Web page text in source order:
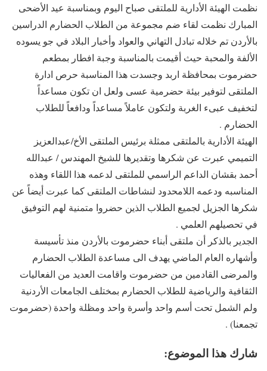
نظمت الهيئة الأدارية للملتقى صباح اليوم وبمناسبة عيد الأضحى
المبارك نظمت لقاء ضم مجموعة من الطلاب الحضارم الدراسين
بالأردن تم خلاله تبادل التهاني والعواد وأخبار البلاد في جو يسوده
الألفة والمحبة حيث أقيمت بالمناسبة وجبة افطار بمطعم
حضرموت بمحافظة اربد وجسدت هذا المناسبة حرص ادارة
الملتقى لتوفير بيئة حضرمية عسى ولعل ان تكون مساعداً
لتخفيف عبىء الغربة ولتكون عاملاً مساعداً ودافعاً للطلاب
الحضارم .
الهيئة الأدارية بالملتقى ممثلة برئيس الملتقى الأخ/عبدالعزيز
التميمي عبرت عن شكرها وتقديرها للشيخ المهندس / عبدالله
أحمد بقشان الداعم الراسمي للملتقى لدعمه هذا اللقاء وهذه
المناسبه ودعمه اللامحدود لنشاطات الملتقى كما عبرت أيضاً عن
شكرها الجزيل لجميع الطلاب الذين حضروا متمنية لهم التوفيق
في تحصيلهم العلمي .
الجدير بالذكر أن ملتقى أبناء حضرموت بالأردن منذ تأسيسة
وأشهاره العام الماضي يهدف الى مساعدة الطلاب الحضارم
والمرضى القادمين من حضرموت واقامت العديد من الفعاليات
الثقافية والرياضية للطلاب الحضارم بمختلف الجامعات الأردنية
ولم الشمل تحت أسم واحد وأسرة واحد ومظلة واحدة (حضرموت
تجمعنا) .
شارك هذا الموضوع: